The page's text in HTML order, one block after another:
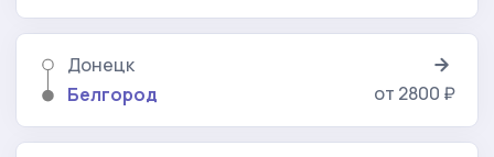
Донецк
Белгород
от 2800 ₽